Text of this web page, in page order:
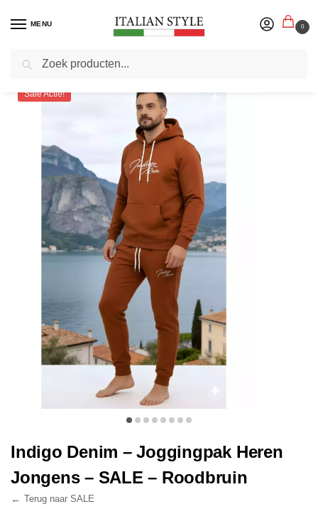
MENU 0
Home Herenmode / Joggingpakken
Sale Actie!
Indigo Denim – Joggingpak Heren
Jongens – SALE – Roodbruin
← Terug naar SALE